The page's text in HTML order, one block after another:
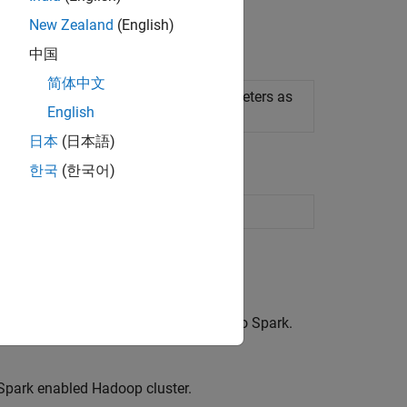
parameters as
tall arrays
to deploying MATLAB applications to Spark.
enabled Hadoop cluster.
New Zealand (English)
中国
简体中文
English
日本 (日本語)
한국 (한국어)